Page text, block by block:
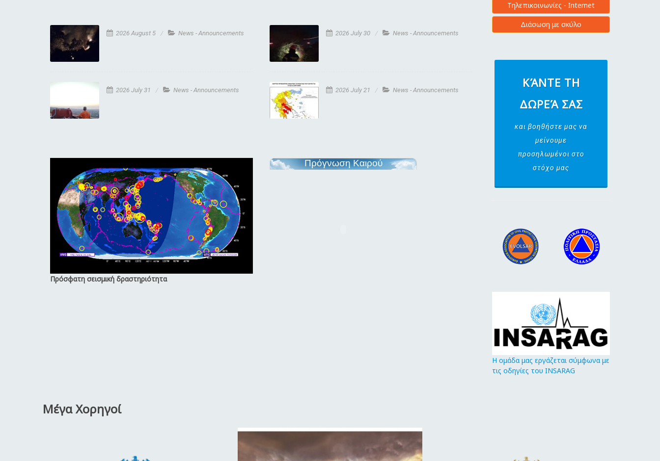
2026 August 5 News - Announcements
2026 July 31 News - Announcements
2026 July 30 News - Announcements
2026 July 21 News - Announcements
Πρόσφατη σεισμική δραστηριότητα
Τηλεπικοινωνίες - Internet
Διάσωση με σκύλο
ΚΆΝΤΕ ΤΗ
ΔΩΡΕΆ ΣΑΣ
και βοηθήστε μας να
μείνουμε
προσηλωμένοι στο
στόχο μας
Η ομάδα μας εργάζεται σύμφωνα με
τις οδηγίες του INSARAG
Μέγα Χορηγοί